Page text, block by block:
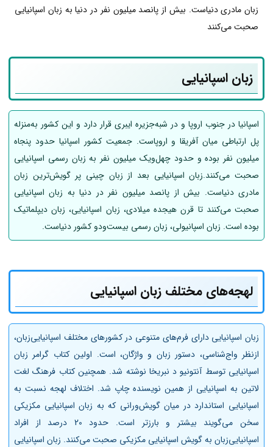
زبان مادری دنیاست. بیش از پانصد میلیون نفر در دنیا به زبان اسپانیایی
صحبت می‌کنند
زبان اسپانیایی
اسپانیا در جنوب اروپا و در شبه‌جزیره ایبری قرار دارد و این کشور به‌منزله
پل ارتباطی میان آفریقا و اروپاست. جمعیت کشور اسپانیا حدود پنجاه
میلیون نفر بوده و حدود چهل‌ویک میلیون نفر به زبان رسمی اسپانیایی
صحبت می‌کنند.زبان اسپانیایی بعد از زبان چینی پر گویش‌ترین زبان
مادری دنیاست. بیش از پانصد میلیون نفر در دنیا به زبان اسپانیایی
صحبت می‌کنند تا قرن هیجده میلادی، زبان اسپانیایی، زبان دیپلماتیک
بوده است. زبان اسپانیولی، زبان رسمی بیست‌ودو کشور دنیاست.
لهجه‌های مختلف زبان اسپانیایی
زبان اسپانیایی دارای فرم‌های متنوعی در کشورهای مختلف اسپانیایی‌زبان،
ازنظر واج‌شناسی، دستور زبان و واژگان، است. اولین کتاب گرامر زبان
اسپانیایی توسط آنتونیو د نبریخا نوشته شد. همچنین کتاب فرهنگ لغت
لاتین به اسپانیایی از همین نویسنده چاپ شد. اختلاف لهجه نسبت به
اسپانیایی استاندارد در میان گویش‌ورانی که به زبان اسپانیایی مکزیکی
سخن می‌گویند بیشتر و بارزتر است. حدود 20 درصد از افراد
اسپانیایی‌زبان به گویش اسپانیایی مکزیکی صحبت می‌کنند. زبان اسپانیایی